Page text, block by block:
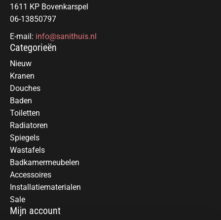
1611 KP Bovenkarspel
06-13850797
E-mail: info@sanithuis.nl
Categorieën
Nieuw
Kranen
Douches
Baden
Toiletten
Radiatoren
Spiegels
Wastafels
Badkamermeubelen
Accessoires
Installatiematerialen
Sale
Mijn account